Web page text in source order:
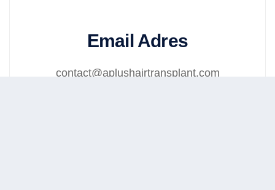
Email Adres
contact@aplushairtransplant.com